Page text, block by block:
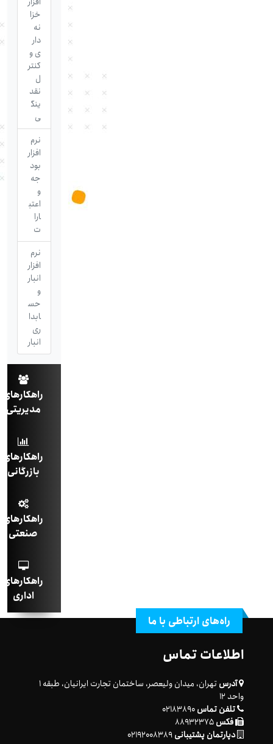
خزا
نه
دار
ی و
کنتر
نقد
ینگ
ی
نرم
افزار
بود
جه
اعتب
ارا
ت
نرم
افزار
انبار
حس
ابدا
ری
انبار
راهکارهای
مدیریتی
راهکارهای
بازرگانی
راهکارهای
صنعتی
راهکارهای
اداری
راه‌های ارتباطی با ما
اطلاعات تماس
آدرس
تهران، میدان ولیعصر، ساختمان تجارت ایرانیان، طبقه ۱
واحد ۱۲
تلفن تماس۰۲۱۸۳۸۹۰
فکس۸۸۹۳۲۳۷۵
دپارتمان پشتیبانی۰۲۱۹۲۰۰۸۳۸۹